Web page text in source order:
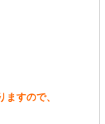
すので、